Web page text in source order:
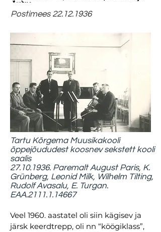
Postimees 22.12.1936
Tartu Kõrgema Muusikakooli
õppejõududest koosnev sekstett kooli
saalis
27.10.1936. Paremalt August Paris, K.
Grünberg, Leonid Milk, Wilhelm Tilting,
Rudolf Avasalu, E. Turgan.
EAA.2111.1.14667
Veel 1960. aastatel oli siin kägisev ja
järsk keerdtrepp, oli nn “köögiklass”,